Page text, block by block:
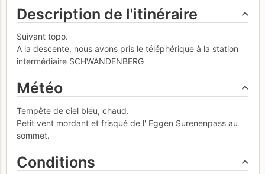
Description de l'itinéraire
Suivant topo.
A la descente, nous avons pris le téléphérique à la station
intermédiaire SCHWANDENBERG
Météo
Tempête de ciel bleu, chaud.
Petit vent mordant et frisqué de l' Eggen Surenenpass au
sommet.
Conditions